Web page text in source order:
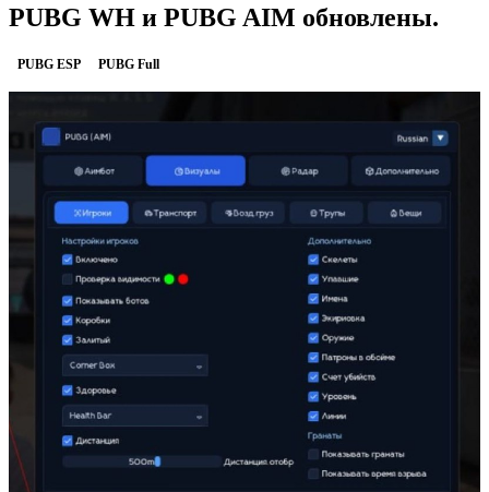
PUBG WH и PUBG AIM обновлены.
PUBG ESP PUBG Full